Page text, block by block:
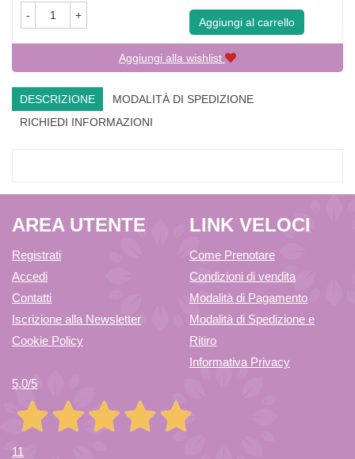
- +
Aggiungi al carrello
Aggiungi alla wishlist
DESCRIZIONE
MODALITÀ DI SPEDIZIONE
RICHIEDI INFORMAZIONI
AREA UTENTE
Registrati
Accedi
Contatti
Iscrizione alla Newsletter
Cookie Policy
LINK VELOCI
Come Prenotare
Condizioni di vendita
Modalità di Pagamento
Modalità di Spedizione e
Ritiro
Informativa Privacy
5,0/5
11